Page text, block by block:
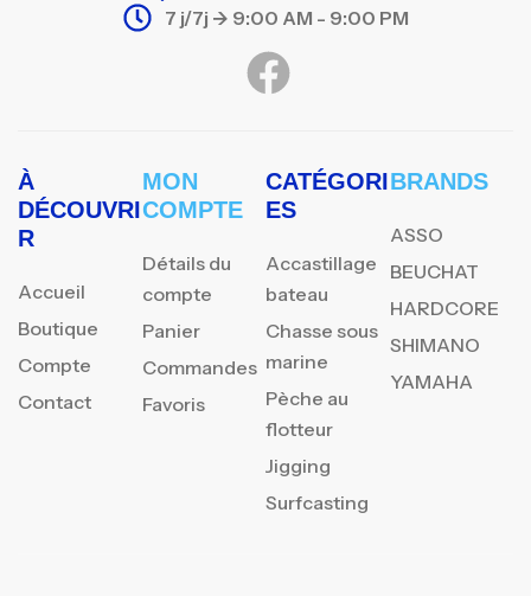
7 j/7j -> 9:00 AM - 9:00 PM
À
DÉCOUVRI
R
Accueil
Boutique
Compte
Contact
MON
COMPTE
Détails du
compte
Panier
Commandes
Favoris
CATÉGORI
ES
Accastillage
bateau
Chasse sous
marine
Pèche au
flotteur
Jigging
Surfcasting
BRANDS
ASSO
BEUCHAT
HARDCORE
SHIMANO
YAMAHA